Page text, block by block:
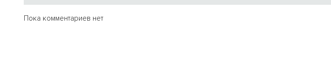
Пока комментариев нет